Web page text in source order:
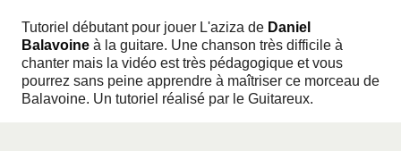
Tutoriel débutant pour jouer L'aziza de Daniel
Balavoine à la guitare. Une chanson très difficile à
chanter mais la vidéo est très pédagogique et vous
pourrez sans peine apprendre à maîtriser ce morceau de
Balavoine. Un tutoriel réalisé par le Guitareux.